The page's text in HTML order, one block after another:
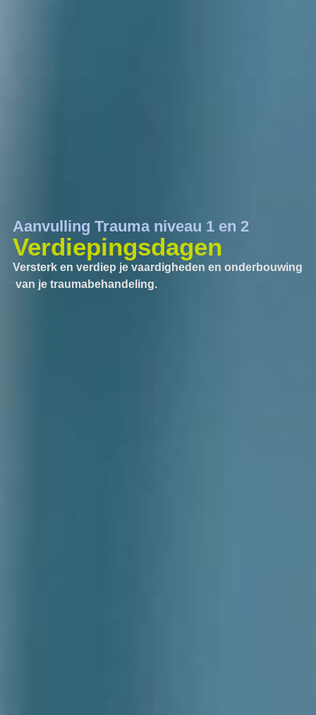
Aanvulling Trauma niveau 1 en 2
Verdiepingsdagen
Versterk en verdiep je vaardigheden en onderbouwing
van je traumabehandeling.